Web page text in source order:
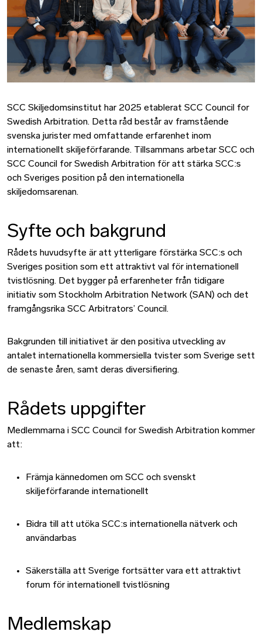
SCC Skiljedomsinstitut har 2025 etablerat SCC Council for
Swedish Arbitration. Detta råd består av framstående
svenska jurister med omfattande erfarenhet inom
internationellt skiljeförfarande. Tillsammans arbetar SCC och
SCC Council for Swedish Arbitration för att stärka SCC:s
och Sveriges position på den internationella
skiljedomsarenan.
Syfte och bakgrund
Rådets huvudsyfte är att ytterligare förstärka SCC:s och
Sveriges position som ett attraktivt val för internationell
tvistlösning. Det bygger på erfarenheter från tidigare
initiativ som Stockholm Arbitration Network (SAN) och det
framgångsrika SCC Arbitrators’ Council.
Bakgrunden till initiativet är den positiva utveckling av
antalet internationella kommersiella tvister som Sverige sett
de senaste åren, samt deras diversifiering.
Rådets uppgifter
Medlemmarna i SCC Council for Swedish Arbitration kommer
att:
Främja kännedomen om SCC och svenskt
skiljeförfarande internationellt
Bidra till att utöka SCC:s internationella nätverk och
användarbas
Säkerställa att Sverige fortsätter vara ett attraktivt
forum för internationell tvistlösning
Medlemskap